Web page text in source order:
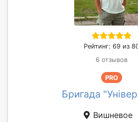
Рейтинг: 69 из
6 отзывов
PRO
Бригада
Вишневое